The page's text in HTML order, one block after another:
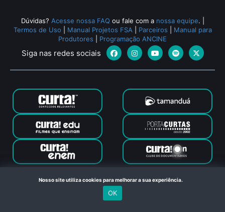
Dúvidas? Acesse nossa FAQ ou fale com a nossa equipe.
Termos de Uso
Manual Projetos FSA Parceiros
Manual para
Produtores
Programação ANCINE
Siga nas redes sociais
Canal Curta © 2024. Todos os direitos reservados. Feito com
no Rio de Janeiro
Nosso site utiliza cookies para melhorar a sua experiência.
OK